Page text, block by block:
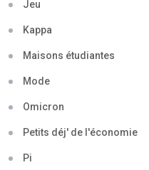
Jeu
Kappa
Maisons étudiantes
Mode
Omicron
Petits déj' de l'économie
Pi